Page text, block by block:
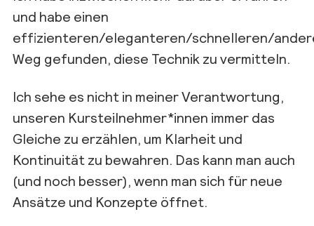
und habe einen
effizienteren/eleganteren/schnelleren/
Weg gefunden, diese Technik zu vermitteln.
Ich sehe es nicht in meiner Verantwortung,
unseren Kursteilnehmer*innen immer das
Gleiche zu erzählen, um Klarheit und
Kontinuität zu bewahren. Das kann man auch
(und noch besser), wenn man sich für neue
Ansätze und Konzepte öffnet.